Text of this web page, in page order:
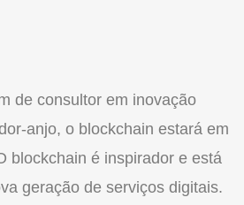
de consultor em inovação
anjo, o blockchain estará em
blockchain é inspirador e está
geração de serviços digitais.